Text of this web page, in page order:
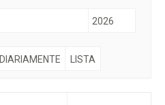
DIARIAMENTE LISTA